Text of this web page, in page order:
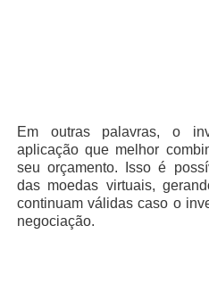
Em outras palavras, o
aplicação que melhor
seu orçamento. Isso é
das moedas virtuais,
continuam válidas caso o
negociação.